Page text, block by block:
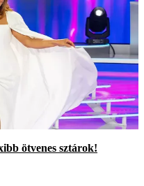
ötvenes sztárok!